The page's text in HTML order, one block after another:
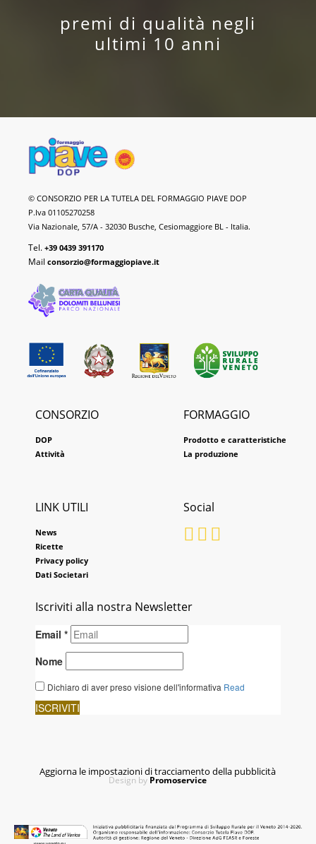
premi di qualità negli
ultimi 10 anni
Formaggio
Piave
DOP
© CONSORZIO PER LA TUTELA DEL FORMAGGIO PIAVE DOP
P.Iva 01105270258
Via Nazionale, 57/A - 32030 Busche, Cesiomaggiore BL - Italia.
Tel. +39 0439 391170
Mail consorzio@formaggiopiave.it
CONSORZIO
DOP
Attività
FORMAGGIO
Prodotto e caratteristiche
La produzione
Social
LINK UTILI
News
Ricette
Privacy policy
Dati Societari
Iscriviti alla nostra Newsletter
Aggiorna le impostazioni di tracciamento della pubblicità
Design by Promoservice